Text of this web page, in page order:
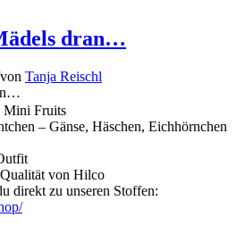
dran…
von Tanja Reischl
Mini Fruits
– Gänse, Häschen, Eichhörnchen
von Hilco
direkt zu unseren Stoffen: